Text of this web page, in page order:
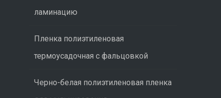
ламинацию
Пленка полиэтиленовая
термоусадочная с фальцовкой
Черно-белая полиэтиленовая пленка